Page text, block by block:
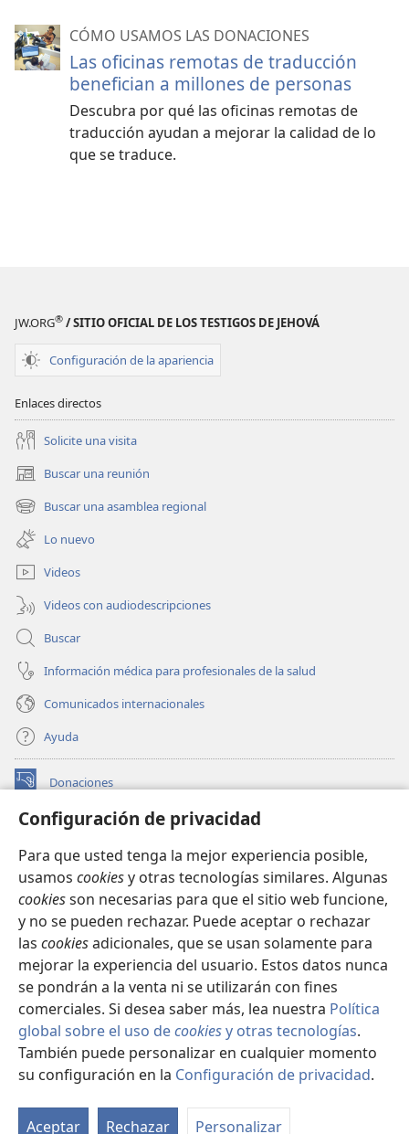
Configuración de privacidad
Para que usted tenga la mejor experiencia posible,
usamos cookiesy otras tecnologías similares. Algunas
cookiesson necesarias para que el sitio web funcione,
y no se pueden rechazar. Puede aceptar o rechazar
las cookiesadicionales, que se usan solamente para
mejorar la experiencia del usuario. Estos datos nunca
se pondrán a la venta ni se utilizarán con fines
comerciales. Si desea saber más, lea nuestra Política
global sobre el uso decookiesy otras tecnologías.
También puede personalizar en cualquier momento
su configuración en la Configuración de privacidad.
Aceptar Rechazar Personalizar
CÓMO USAMOS LAS DONACIONES
Las oficinas remotas de traducción
benefician a millones de personas
Descubra por qué las oficinas remotas de
traducción ayudan a mejorar la calidad de lo
que se traduce.
JW.ORG® / SITIO OFICIAL DE LOS TESTIGOS DE JEHOVÁ
Configuración de la apariencia
Enlaces directos
Solicite una visita
Buscar una reunión
(abre
una
nueva
ventana)
Buscar una asamblea regional
(abre
una
nueva
ventana)
Lo nuevo
Videos
Videos con audiodescripciones
Buscar
Información médica para profesionales de la salud
Comunicados internacionales
Ayuda
Donaciones
(abre
nueva BIBLIOTECA EN LÍNEA Watchtower™
una
nueva
ventana)
JW Hub
(abre
una
nueva
ventana)
JW Library
Watchtower Library
Copyright© 2026 Watch Tower Bible and Tract Society of Pennsylvania.
CONDICIONES DE USO| POLÍTICA DE PRIVACIDAD
|
CONFIGURACIÓN DE PRIVACIDAD